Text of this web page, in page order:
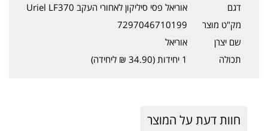
דגם
אוריאל פסי סיליקון לאחורי העקב Uriel LF370
מק"ט מוצר
7297046710199
שם יצרן
אוריאל
תכולה
1 יחידות (34.90 ₪ ליחידה)
חוות דעת על המוצר